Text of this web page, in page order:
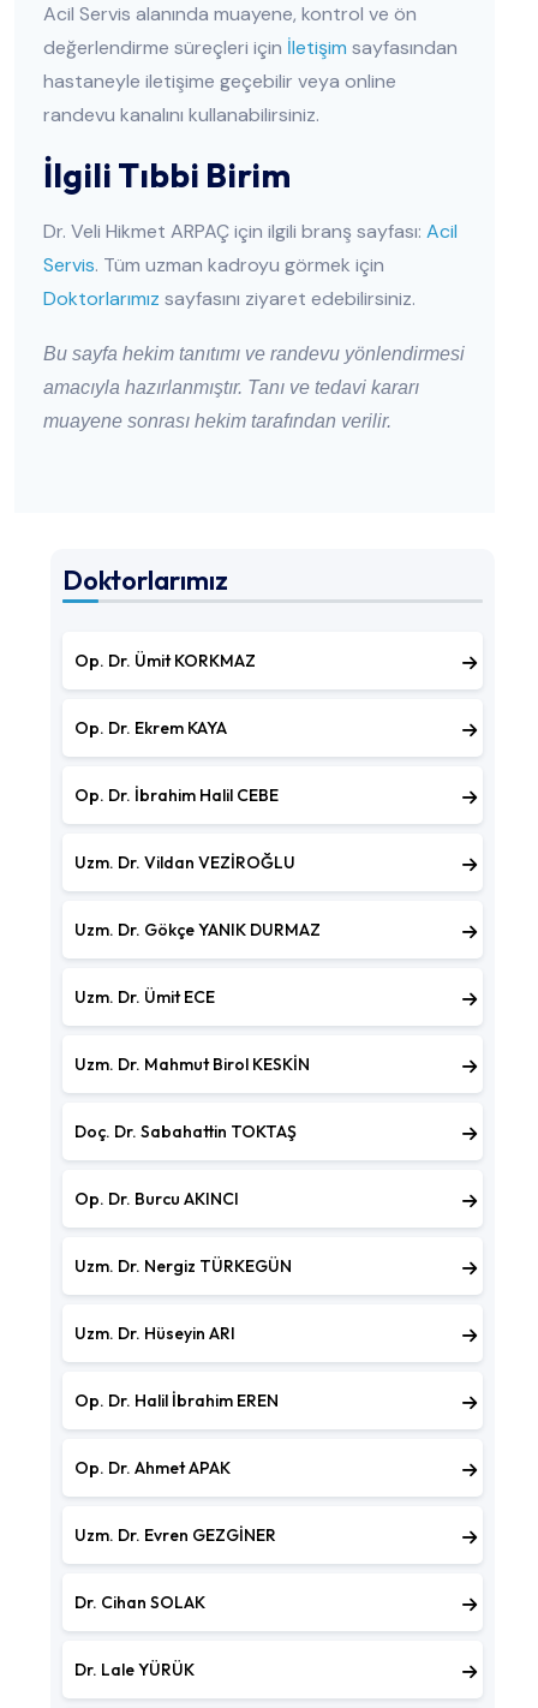
Doktorlarımız
Op. Dr. Ümit KORKMAZ
Op. Dr. Ekrem KAYA
Op. Dr. İbrahim Halil CEBE
Uzm. Dr. Vildan VEZİROĞLU
Uzm. Dr. Gökçe YANIK DURMAZ
Uzm. Dr. Ümit ECE
Uzm. Dr. Mahmut Birol KESKİN
Doç. Dr. Sabahattin TOKTAŞ
Op. Dr. Burcu AKINCI
Uzm. Dr. Nergiz TÜRKEGÜN
Uzm. Dr. Hüseyin ARI
Op. Dr. Halil İbrahim EREN
Op. Dr. Ahmet APAK
Uzm. Dr. Evren GEZGİNER
Dr. Cihan SOLAK
Dr. Lale YÜRÜK
Acil Servis alanında muayene, kontrol ve ön
değerlendirme süreçleri için İletişim sayfasından
hastaneyle iletişime geçebilir veya online
randevu kanalını kullanabilirsiniz.
İlgili Tıbbi Birim
Dr. Veli Hikmet ARPAÇ için ilgili branş sayfası: Acil
Servis. Tüm uzman kadroyu görmek için
Doktorlarımız sayfasını ziyaret edebilirsiniz.
Bu sayfa hekim tanıtımı ve randevu yönlendirmesi
amacıyla hazırlanmıştır. Tanı ve tedavi kararı
muayene sonrası hekim tarafından verilir.